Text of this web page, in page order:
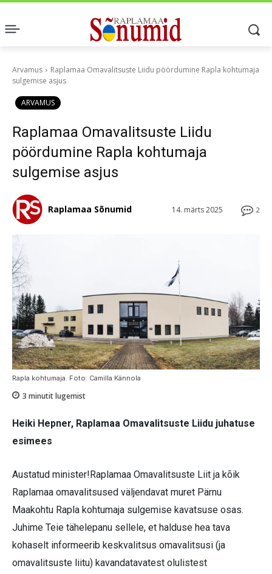
Arvamus
Raplamaa Omavalitsuste Liidu pöördumine Rapla kohtumaja
sulgemise asjus
ARVAMUS
Raplamaa Omavalitsuste Liidu
pöördumine Rapla kohtumaja
sulgemise asjus
2
14. märts 2025
Raplamaa Sõnumid
Rapla kohtumaja. Foto: Camilla Kännola
3 minutit lugemist
Heiki Hepner, Raplamaa Omavalitsuste Liidu juhatuse
esimees
Austatud minister!Raplamaa Omavalitsuste Liit ja kõik
Raplamaa omavalitsused väljendavat muret Pärnu
Maakohtu Rapla kohtumaja sulgemise kavatsuse osas.
Juhime Teie tähelepanu sellele, et halduse hea tava
kohaselt informeerib keskvalitsus omavalitsusi (ja
omavalitsuste liitu) kavandatavatest olulistest